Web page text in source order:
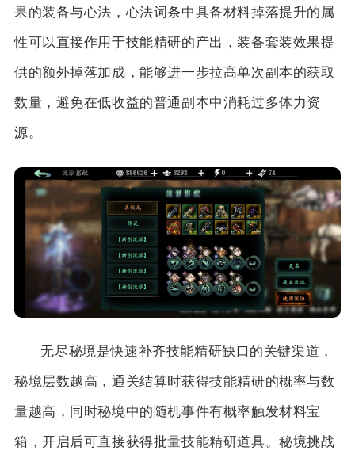
果的装备与心法，心法词条中具备材料掉落提升的属
性可以直接作用于技能精研的产出，装备套装效果提
供的额外掉落加成，能够进一步拉高单次副本的获取
数量，避免在低收益的普通副本中消耗过多体力资
源。
无尽秘境是快速补齐技能精研缺口的关键渠道，
秘境层数越高，通关结算时获得技能精研的概率与数
量越高，同时秘境中的随机事件有概率触发材料宝
箱，开启后可直接获得批量技能精研道具。秘境挑战